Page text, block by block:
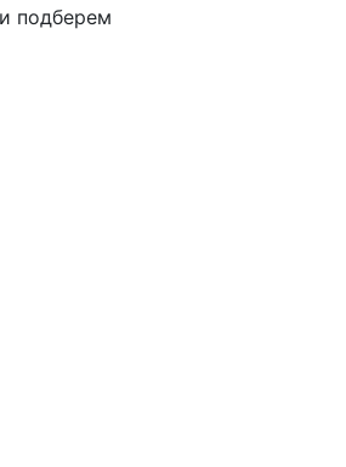
подберем